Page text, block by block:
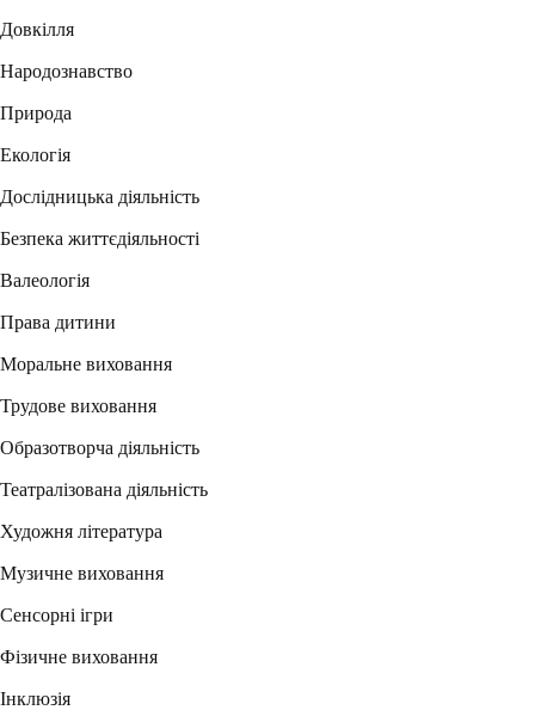
Довкілля
Народознавство
Природа
Екологія
Дослідницька діяльність
Безпека життєдіяльності
Валеологія
Права дитини
Моральне виховання
Трудове виховання
Образотворча діяльність
Театралізована діяльність
Художня література
Музичне виховання
Сенсорні ігри
Фізичне виховання
Інклюзія